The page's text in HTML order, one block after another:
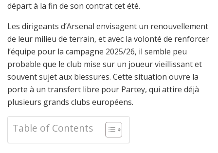
départ à la fin de son contrat cet été.
Les dirigeants d’Arsenal envisagent un renouvellement
de leur milieu de terrain, et avec la volonté de renforcer
l’équipe pour la campagne 2025/26, il semble peu
probable que le club mise sur un joueur vieillissant et
souvent sujet aux blessures. Cette situation ouvre la
porte à un transfert libre pour Partey, qui attire déjà
plusieurs grands clubs européens.
Table of Contents